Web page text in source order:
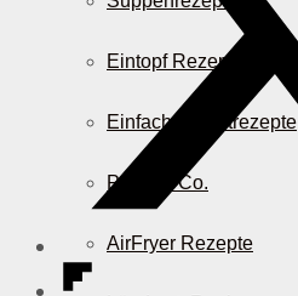
Eintopf Rezepte
Einfache Salatrezepte
Pizza & Co.
AirFryer Rezepte